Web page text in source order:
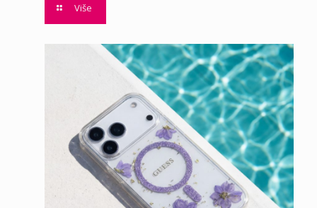
Više